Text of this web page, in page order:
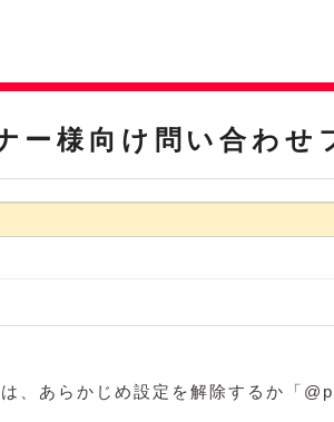
ー様向け問い合わせ
、あらかじめ設定を解除するか「